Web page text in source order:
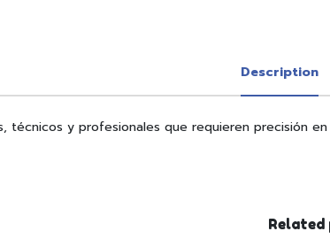
Description
técnicos y profesionales que requieren precisión
Related